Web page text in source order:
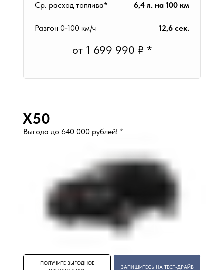
от 1 699 990 ₽ *
Ср. расход топлива* 6,4 л. на 100 км
Разгон 0-100 км/ч 12,6 сек.
Выгода до 640 000 рублей! *
ПОЛУЧИТЕ ВЫГОДНОЕ
ЗАПИШИТЕСЬ НА ТЕСТ-ДРАЙВ
X50